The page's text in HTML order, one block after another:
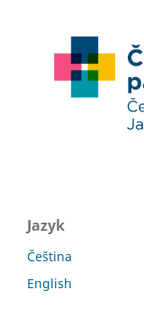
Jazyk
Čeština
English